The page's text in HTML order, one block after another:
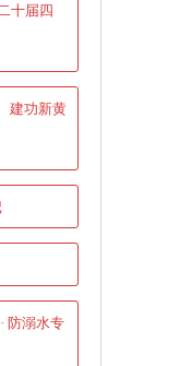
十届四
建功新黄
防溺水专